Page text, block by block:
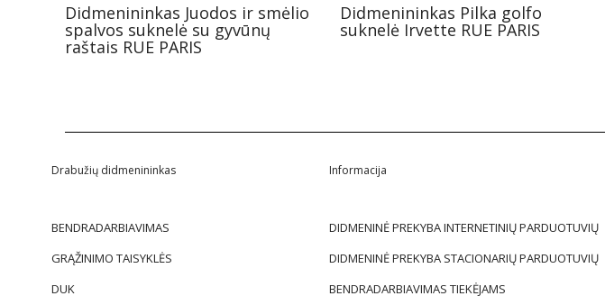
Didmenininkas Juodos ir smėlio
spalvos suknelė su gyvūnų
raštais RUE PARIS
Didmenininkas Pilka golfo
suknelė Irvette RUE PARIS
Drabužių didmenininkas
BENDRADARBIAVIMAS
GRĄŽINIMO TAISYKLĖS
DUK
Informacija
DIDMENINĖ PREKYBA INTERNETINIŲ PARDUOTUVIŲ
DIDMENINĖ PREKYBA STACIONARIŲ PARDUOTUVIŲ
BENDRADARBIAVIMAS TIEKĖJAMS